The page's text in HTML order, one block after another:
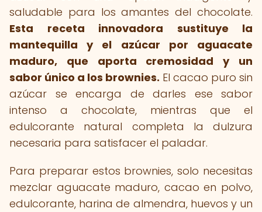
saludable para los amantes del chocolate.
Esta receta innovadora sustituye la
mantequilla y el azúcar por aguacate
maduro, que aporta cremosidad y un
sabor único a los brownies. El cacao puro sin
azúcar se encarga de darles ese sabor
intenso a chocolate, mientras que el
edulcorante natural completa la dulzura
necesaria para satisfacer el paladar.
Para preparar estos brownies, solo necesitas
mezclar aguacate maduro, cacao en polvo,
edulcorante, harina de almendra, huevos y un